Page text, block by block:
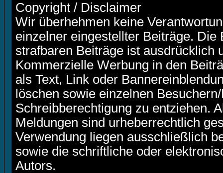
Copyright / Disclaimer
Wir überhehmen keine
einzelner eingestellter Beiträge.
strafbaren Beiträge ist ausdrücklich
Kommerzielle Werbung in den
als Text, Link oder
löschen sowie einzelnen
Schreibberechtigung zu entziehen.
Meldungen sind urheberrechtlich
Verwendung liegen ausschließlich
sowie die schriftliche oder
Autors.